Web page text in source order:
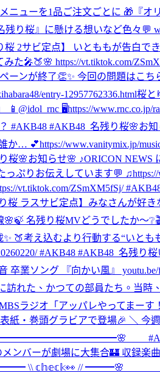
ューを1品ご注文ごとに 🎁『オ
桜』に懸ける想いなど色々💬
桜 2サビ定点】 いとももが告白で
た🎤🍑🌸 https://vt.tiktok.com/
ンが終了👏✨ 今回の問題はこ
entry-12957762336.html桜と
🖥https://www.rnc.co.jp/
#AKB48 #AKB48_名残り桜🌸お
… 💕https://www.vanitymix.jp/
桜🌸お知らせ🌸 ♪ORICON NEWS
りお伝えしています💬 ♫https://
vt.tiktok.com/ZSmXM5fSj/
り桜 ラスサビ定点】みなさんが好
名残り桜MVどうでしたか〜
🍑考え込むより行動する“いと
#AKB48 #AKB48_名残り桜
業ソング 『向かい風』
訪れた、かつての部員たち。当時
ラジオ「アッパレやってまー
紙・巻頭グラビアで登場🎉 ＼ 今
が劇場に大集合🏰 収録楽曲
\\ 𝕔𝕙𝕖𝕔𝕜👀 // ━━━🌸